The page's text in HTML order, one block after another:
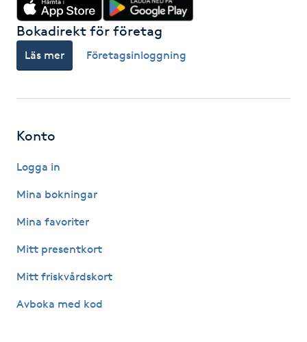
Idrottsmassage
Katun fransar
Bokadirekt för företag
Läs mer Företagsinloggning
Konto
Logga in
Mina bokningar
Mina favoriter
Mitt presentkort
Mitt friskvårdskort
Avboka med kod